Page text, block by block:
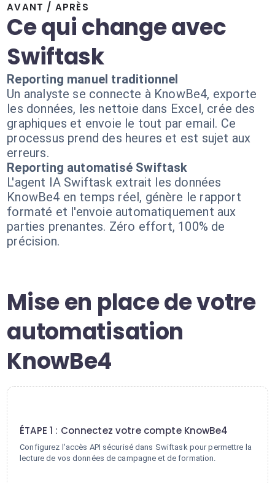
AVANT / APRÈS
Ce qui change avec
Swiftask
Reporting manuel traditionnel
Un analyste se connecte à KnowBe4, exporte
les données, les nettoie dans Excel, crée des
graphiques et envoie le tout par email. Ce
processus prend des heures et est sujet aux
erreurs.
Reporting automatisé Swiftask
L'agent IA Swiftask extrait les données
KnowBe4 en temps réel, génère le rapport
formaté et l'envoie automatiquement aux
parties prenantes. Zéro effort, 100% de
précision.
Mise en place de votre
automatisation
KnowBe4
ÉTAPE 1 : Connectez votre compte KnowBe4
Configurez l'accès API sécurisé dans Swiftask pour permettre la
lecture de vos données de campagne et de formation.